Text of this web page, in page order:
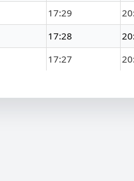
17:29
17:28
17:27